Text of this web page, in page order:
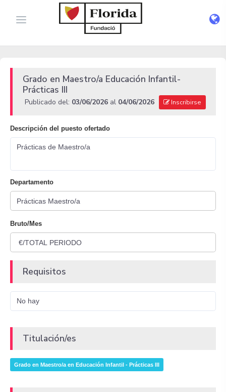
Grado en Maestro/a Educación Infantil-
Prácticas III
Publicado del: 03/06/2026 al 04/06/2026 Inscribirse
Descripción del puesto ofertado
Prácticas de Maestro/a
Departamento
Bruto/Mes
Requisitos
No hay
Titulación/es
Grado en Maestro/a en Educación Infantil - Prácticas III